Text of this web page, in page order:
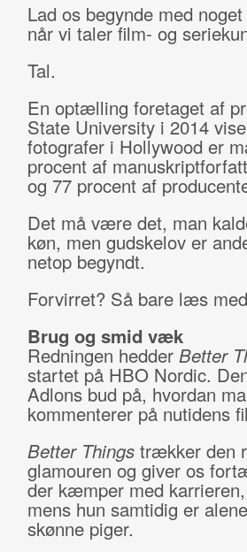
Lad os begynde med
når vi taler film- og
Tal.
En optælling foretaget af
State University i 2014
fotografer i Hollywood er
procent af
og 77 procent af
Det må være det, man
køn, men gudskelov er
netop begyndt.
Forvirret? Så bare læs
Brug og smid væk
Redningen hedder Better
startet på HBO Nordic.
Adlons bud på, hvordan
kommenterer på nutidens
Better Thingstrækker den
glamouren og giver os
der kæmper med
mens hun samtidig er
skønne piger.